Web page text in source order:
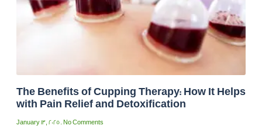
The Benefits of Cupping Therapy: How It Helps
with Pain Relief and Detoxification
January 13, 2025 No Comments